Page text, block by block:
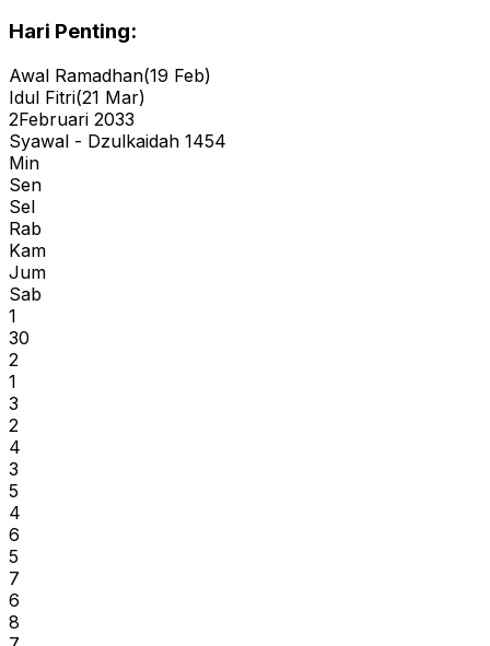
Hari Penting:
Awal Ramadhan(19 Feb)
Idul Fitri(21 Mar)
2Februari 2033
Syawal - Dzulkaidah 1454
Min
Sen
Sel
Rab
Kam
Jum
Sab
1
30
2
1
3
2
4
3
5
4
6
5
7
6
8